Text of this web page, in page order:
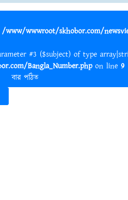
/www/wwwroot/skhobor.com/
#3 ($subject) of type
Bangla_Number.phpon line 9
বার পঠিত